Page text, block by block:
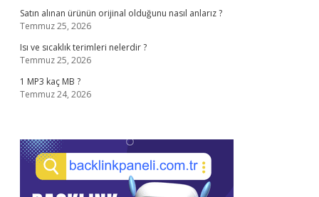
Satın alınan ürünün orijinal olduğunu nasıl anlarız ?
Temmuz 25, 2026
Isı ve sıcaklık terimleri nelerdir ?
Temmuz 25, 2026
1 MP3 kaç MB ?
Temmuz 24, 2026